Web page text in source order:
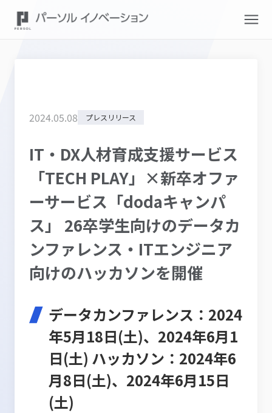
2024.05.08 プレスリリース
IT・DX人材育成支援サービス
「TECH PLAY」×新卒オファ
ーサービス「dodaキャンパ
ス」 26卒学生向けのデータカ
ンファレンス・ITエンジニア
向けのハッカソンを開催
データカンファレンス：2024
年5月18日(土)、2024年6月1
日(土) ハッカソン：2024年6
月8日(土)、2024年6月15日
(土)